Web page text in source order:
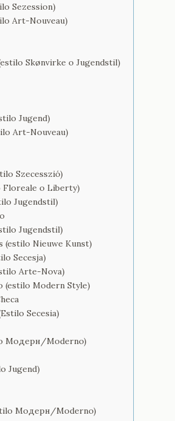
Sezession)
Art-Nouveau)
Skønvirke o Jugendstil)
Jugend)
Art-Nouveau)
Szecesszió)
Floreale o Liberty)
Jugendstil)
Jugendstil)
(estilo Nieuwe Kunst)
Secesja)
Arte-Nova)
(estilo Modern Style)
Secesia)
Модерн/Moderno)
Jugend)
Модерн/Moderno)